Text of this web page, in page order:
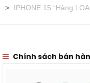
IPHONE 15 “Hàng
Chính sách bán